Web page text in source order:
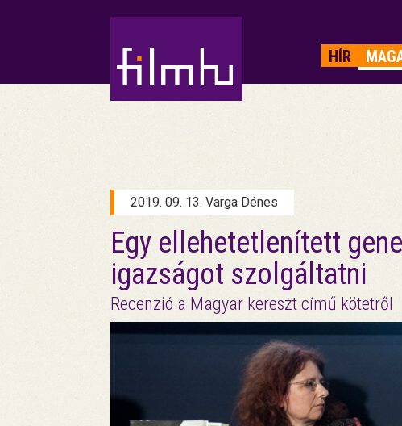
HÍR
2019. 09. 13. Varga Dénes
Egy ellehetetlenített
igazságot szolgáltatni
Recenzió a Magyar kereszt című kötetről